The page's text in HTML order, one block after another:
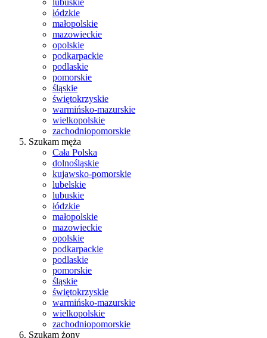
lubuskie
łódzkie
małopolskie
mazowieckie
opolskie
podkarpackie
podlaskie
pomorskie
śląskie
świętokrzyskie
warmińsko-mazurskie
wielkopolskie
zachodniopomorskie
Szukam męża
Cała Polska
dolnośląskie
kujawsko-pomorskie
lubelskie
lubuskie
łódzkie
małopolskie
mazowieckie
opolskie
podkarpackie
podlaskie
pomorskie
śląskie
świętokrzyskie
warmińsko-mazurskie
wielkopolskie
zachodniopomorskie
Szukam żony